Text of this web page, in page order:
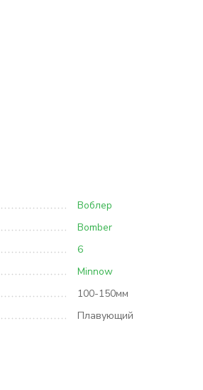
Воблер
Bomber
6
Minnow
100-150мм
Плавующий